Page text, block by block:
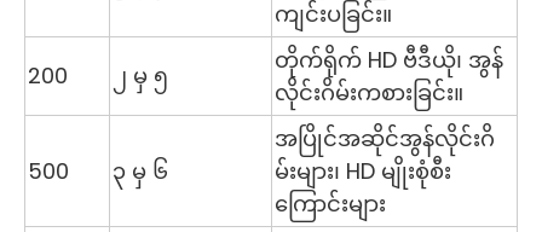
ကျင်းပခြင်း။
200 ၂ မှ ၅
တိုက်ရိုက် HD ဗီဒီယို၊ အွန်
လိုင်းဂိမ်းကစားခြင်း။
500 ၃ မှ ၆
အပြိုင်အဆိုင်အွန်လိုင်းဂိ
မ်းများ၊ HD မျိုးစုံစီး
ကြောင်းများ